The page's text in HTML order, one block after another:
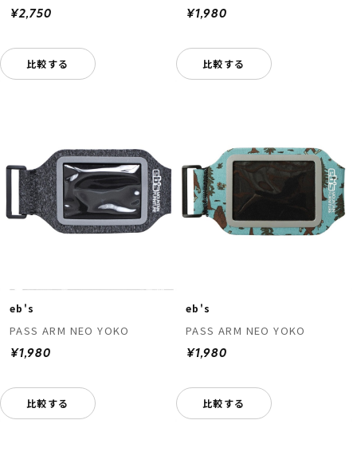
¥2,750
比較する
¥1,980
比較する
eb's
PASS ARM NEO YOKO
¥1,980
比較する
eb's
PASS ARM NEO YOKO
¥1,980
比較する